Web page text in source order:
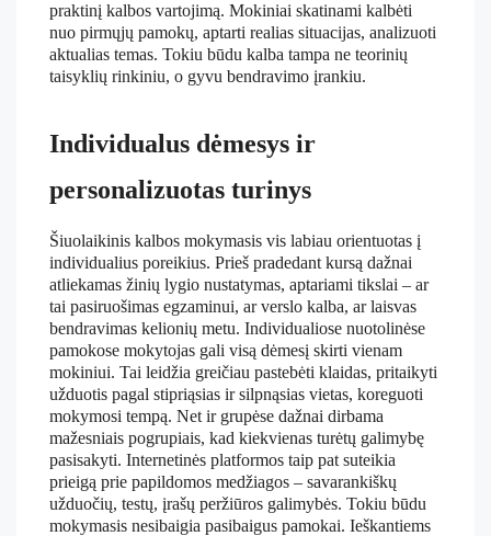
praktinį kalbos vartojimą. Mokiniai skatinami kalbėti
nuo pirmųjų pamokų, aptarti realias situacijas, analizuoti
aktualias temas. Tokiu būdu kalba tampa ne teorinių
taisyklių rinkiniu, o gyvu bendravimo įrankiu.
Individualus dėmesys ir
personalizuotas turinys
Šiuolaikinis kalbos mokymasis vis labiau orientuotas į
individualius poreikius. Prieš pradedant kursą dažnai
atliekamas žinių lygio nustatymas, aptariami tikslai – ar
tai pasiruošimas egzaminui, ar verslo kalba, ar laisvas
bendravimas kelionių metu. Individualiose nuotolinėse
pamokose mokytojas gali visą dėmesį skirti vienam
mokiniui. Tai leidžia greičiau pastebėti klaidas, pritaikyti
užduotis pagal stipriąsias ir silpnąsias vietas, koreguoti
mokymosi tempą. Net ir grupėse dažnai dirbama
mažesniais pogrupiais, kad kiekvienas turėtų galimybę
pasisakyti. Internetinės platformos taip pat suteikia
prieigą prie papildomos medžiagos – savarankiškų
užduočių, testų, įrašų peržiūros galimybės. Tokiu būdu
mokymasis nesibaigia pasibaigus pamokai. Ieškantiems